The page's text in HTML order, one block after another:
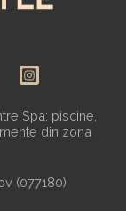
Spa: piscine,
din zona
(077180)